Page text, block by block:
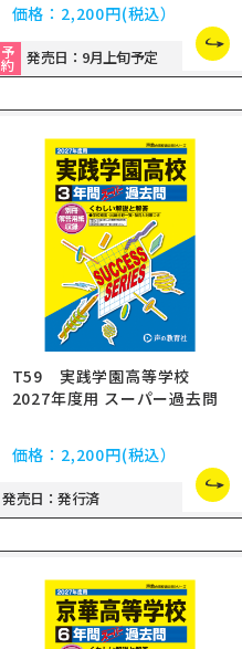
価格： 2,200円(税込）
予
約 発売日：9月上旬予定
T59 実践学園高等学校
2027年度用 スーパー過去問
価格： 2,200円(税込）
発売日：発行済